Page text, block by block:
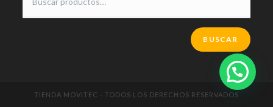
BUSCAR
TIENDA MOVITEC - TODOS LOS DERECHOS RESERVADOS